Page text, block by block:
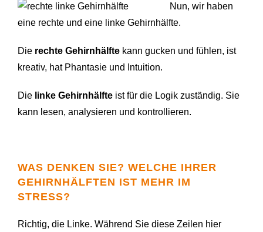
Nun, wir haben
eine rechte und eine linke Gehirnhälfte.
Die rechte Gehirnhälfte kann gucken und fühlen, ist
kreativ, hat Phantasie und Intuition.
Die linke Gehirnhälfte ist für die Logik zuständig. Sie
kann lesen, analysieren und kontrollieren.
WAS DENKEN SIE? WELCHE IHRER
GEHIRNHÄLFTEN IST MEHR IM
STRESS?
Richtig, die Linke. Während Sie diese Zeilen hier